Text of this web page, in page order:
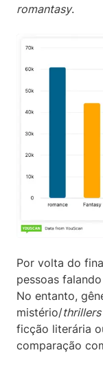
romantasy.
Por volta do
pessoas
No entanto,
mistério/thrillers
ficção literária
comparação